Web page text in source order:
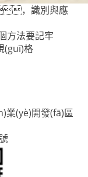
，識別與應
方法要記牢
(guī)格
業(yè)開發(fā)區